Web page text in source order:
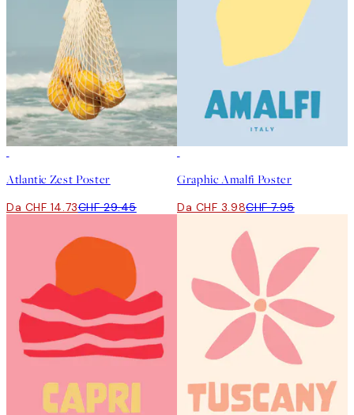
Atlantic Zest Poster
Da CHF 14.73CHF 29.45
Graphic Amalfi Poster
Da CHF 3.98CHF 7.95